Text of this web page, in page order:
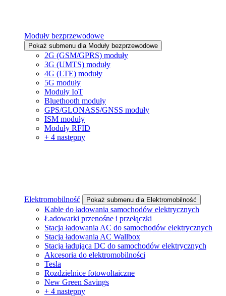
Moduły bezprzewodowe
Pokaż submenu dla Moduły bezprzewodowe
2G (GSM/GPRS) moduły
3G (UMTS) moduły
4G (LTE) moduły
5G moduły
Moduły IoT
Bluethooth moduły
GPS/GLONASS/GNSS moduły
ISM moduły
Moduły RFID
+ 4 następny
Elektromobilność Pokaż submenu dla Elektromobilność
Kable do ładowania samochodów elektrycznych
Ładowarki przenośne i przełączki
Stacja ładowania AC do samochodów elektrycznych
Stacja ładowania AC Wallbox
Stacja ładująca DC do samochodów elektrycznych
Akcesoria do elektromobilności
Tesla
Rozdzielnice fotowoltaiczne
New Green Savings
+ 4 następny